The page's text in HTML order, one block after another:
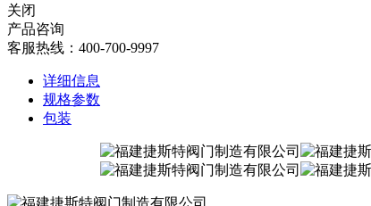
关闭
产品咨询
客服热线：400-700-9997
详细信息
规格参数
包装